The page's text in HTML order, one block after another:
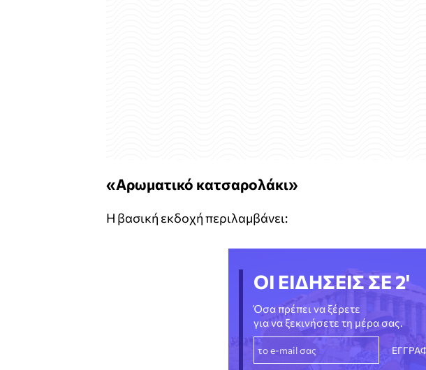
«Αρωματικό κατσαρολάκι»
Η βασική εκδοχή περιλαμβάνει:
ΟΙ ΕΙΔΗΣΕΙΣ ΣΕ 2'
Όσα πρέπει να ξέρετε
για να ξεκινήσετε τη μέρα σας.